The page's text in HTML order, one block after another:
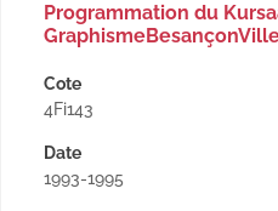
Programmation du
Cote
4Fi143
Date
1993-1995